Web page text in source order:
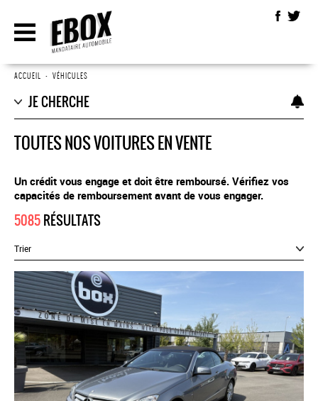
ACCUEIL • VÉHICULES
JE CHERCHE
TOUTES NOS VOITURES EN VENTE
Un crédit vous engage et doit être remboursé. Vérifiez vos
capacités de remboursement avant de vous engager.
5085RÉSULTATS
Trier